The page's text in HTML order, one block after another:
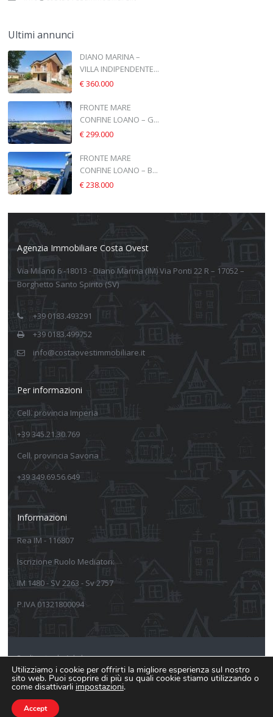
Ultimi annunci
DIANO MARINA –
VILLA INDIPENDENTE...
€ 360.000
FRONTE MARE
CONFINE LOANO – G...
€ 299.000
FRONTE MARE
CONFINE LOANO – B...
€ 238.000
Agenzia Immobiliare Costa Ovest
Via Milano 6 -18013 - Diano Marina (IM) Via Ponti 22 R – 17052 –
Borghetto Santo Spirito (SV)
+39 0183.493291
+39 0183.499752
info@costaovestimmobiliare.it
Per informazioni
Cell. provincia Imperia
+39 345.21.30.769
Cell. provincia Savona
+39 349.69.56.649
Informazioni
Rea IM - 116807
Iscrizione Ruolo Mediatori:
IM 1480 - SV 2263 - Sv 2757
P.IVA 01321800094
Realizzato da Arkeba
Informativa sulla privacy
Informativa estesa Cookie Policy
Utilizziamo i cookie per offrirti la migliore esperienza sul nostro
sito web. Puoi scoprire di più su quali cookie stiamo utilizzando o
come disattivarli impostazioni.
Accept